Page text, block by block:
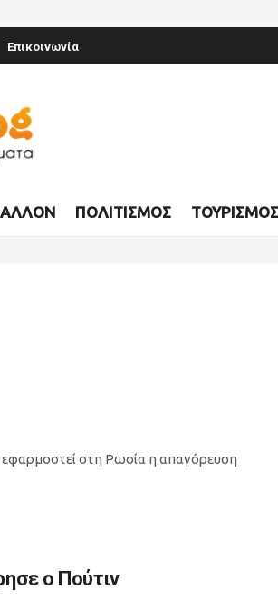
Επικοινωνία
ΠΟΛΙΤΙΣΜΌΣ ΤΟΥΡΙΣΜΌΣ
στη Ρωσία η απαγόρευση
ο Πούτιν